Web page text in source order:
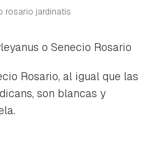
rosario jardinatis
o Senecio Rosario
Rosario, al igual que las
, son blancas y